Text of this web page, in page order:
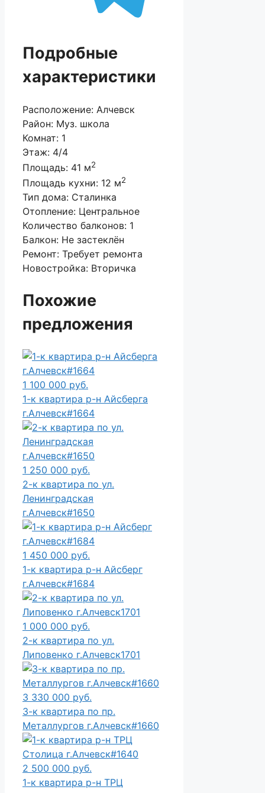
Подробные
характеристики
Расположение: Алчевск
Район: Муз. школа
Комнат: 1
Этаж: 4/4
Площадь: 41 м2
Площадь кухни: 12 м2
Тип дома: Сталинка
Отопление: Центральное
Количество балконов: 1
Балкон: Не застеклён
Ремонт: Требует ремонта
Новостройка: Вторичка
Похожие
предложения
1 100 000 руб.
1-к квартира р-н Айсберга
г.Алчевск#1664
1 250 000 руб.
2-к квартира по ул.
Ленинградская
г.Алчевск#1650
1 450 000 руб.
1-к квартира р-н Айсберг
г.Алчевск#1684
1 000 000 руб.
2-к квартира по ул.
Липовенко г.Алчевск1701
3 330 000 руб.
3-к квартира по пр.
Металлургов г.Алчевск#1660
2 500 000 руб.
1-к квартира р-н ТРЦ